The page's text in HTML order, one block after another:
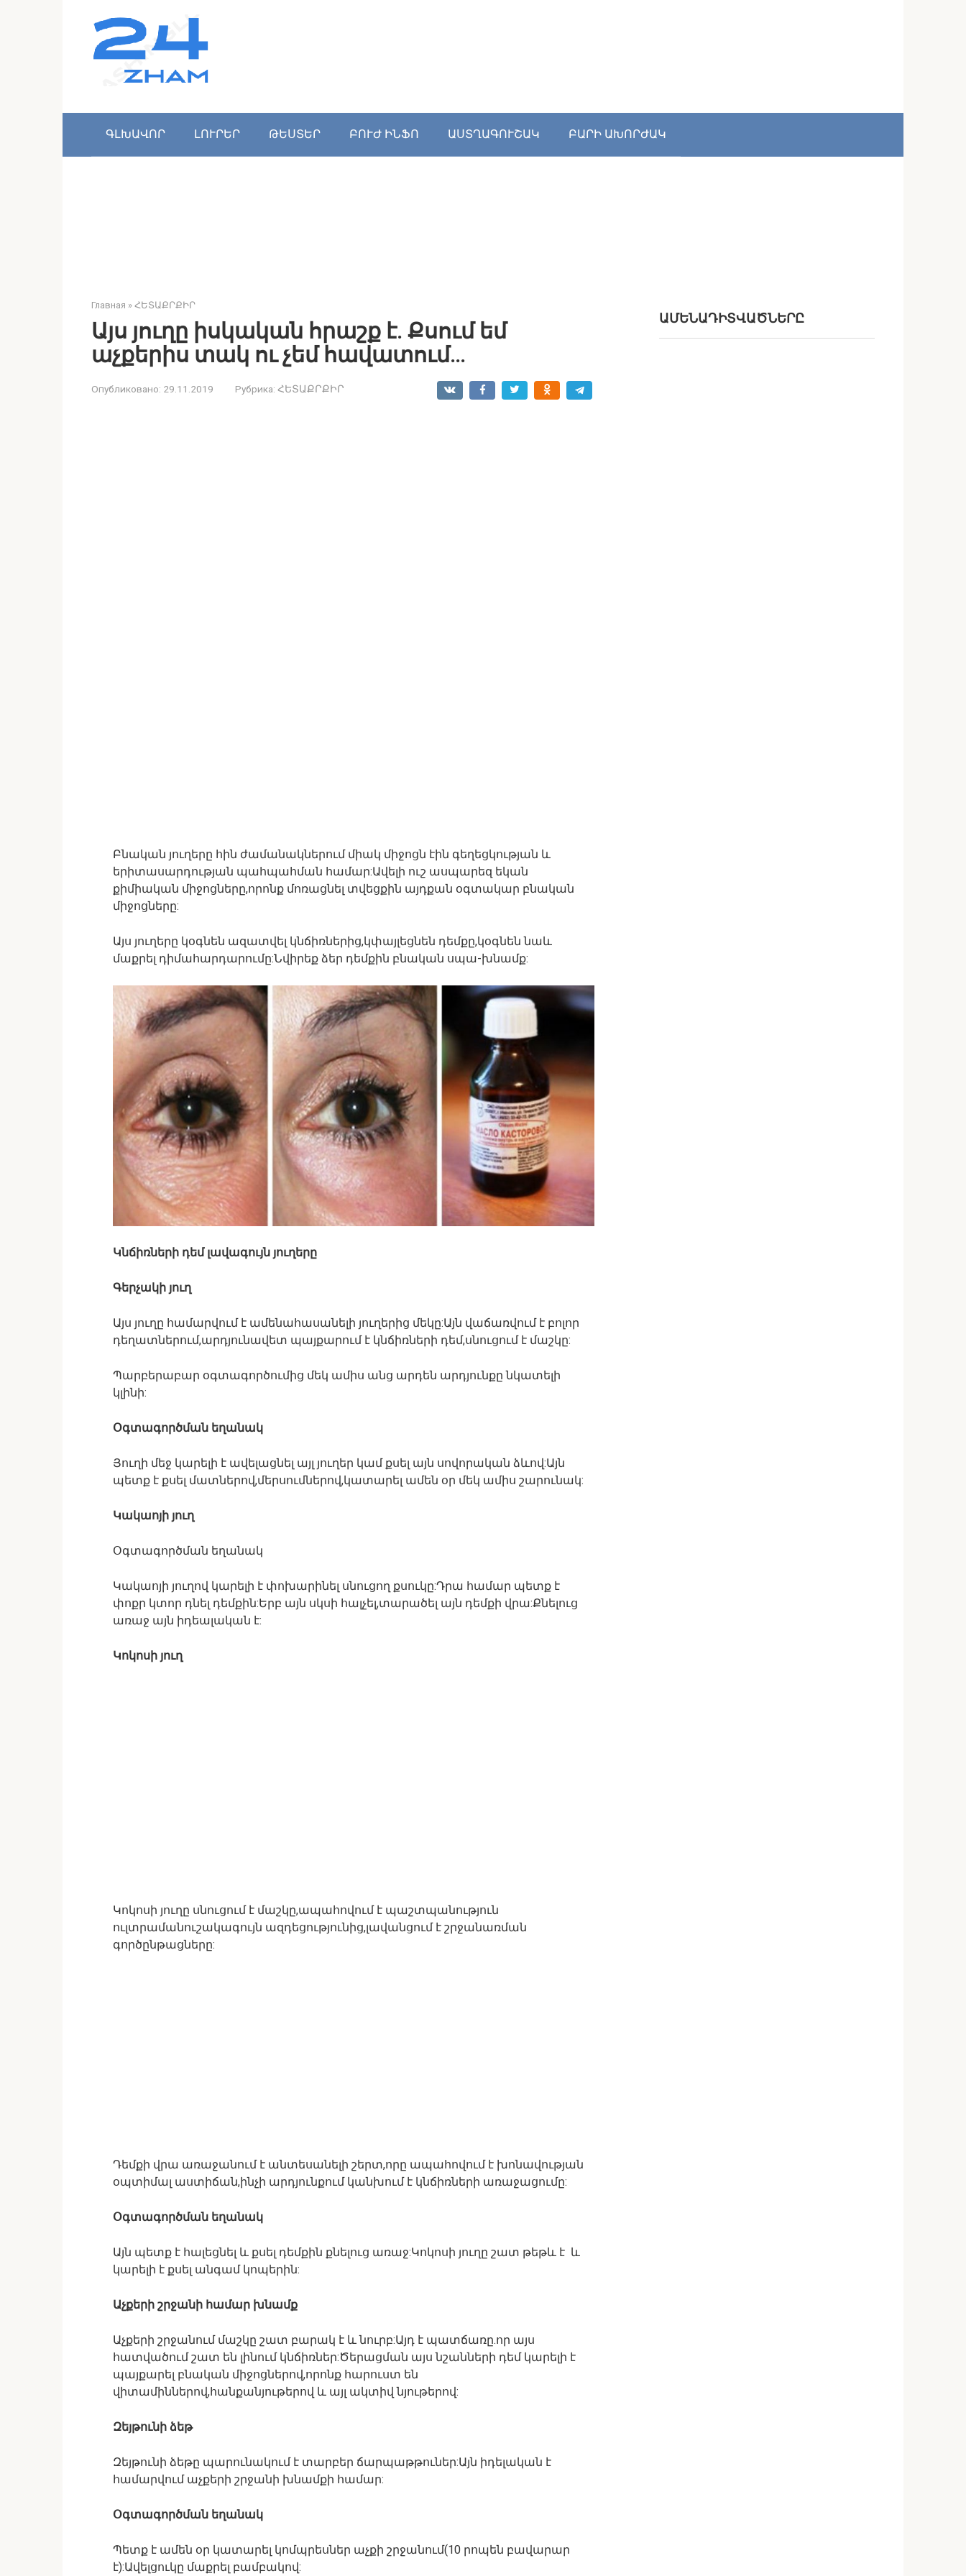
ԳԼԽԱՎՈՐ ԼՈՒՐԵՐ ԹԵՍՏԵՐ ԲՈՒԺ ԻՆՖՈ ԱՍՏՂԱԳՈՒՇԱԿ ԲԱՐԻ ԱԽՈՐԺԱԿ
Главная » ՀԵՏԱՔՐՔԻՐ
Այս յուղը իսկական հրաշք է. Քսում եմ
աչքերիս տակ ու չեմ հավատում…
Опубликовано: 29.11.2019 Рубрика: ՀԵՏԱՔՐՔԻՐ
Բնական յուղերը հին ժամանակներում միակ միջոցն էին գեղեցկության և
երիտասարդության պահպահման համար:Ավելի ուշ ասպարեզ եկան
քիմիական միջոցները,որոնք մոռացնել տվեցքին այդքան օգտակար բնական
միջոցները:
Այս յուղերը կօգնեն ազատվել կնճիռներից,կփայլեցնեն դեմքը,կօգնեն նաև
մաքրել դիմահարդարումը:Նվիրեք ձեր դեմքին բնական սպա-խնամք:
Կնճիռների դեմ լավագույն յուղերը
Գերչակի յուղ
Այս յուղը համարվում է ամենահասանելի յուղերից մեկը:Այն վաճառվում է բոլոր
դեղատներում,արդյունավետ պայքարում է կնճիռների դեմ,սնուցում է մաշկը:
Պարբերաբար օգտագործումից մեկ ամիս անց արդեն արդյունքը նկատելի
կլինի:
Օգտագործման եղանակ
Յուղի մեջ կարելի է ավելացնել այլ յուղեր կամ քսել այն սովորական ձևով:Այն
պետք է քսել մատներով,մերսումներով,կատարել ամեն օր մեկ ամիս շարունակ:
Կակաոյի յուղ
Օգտագործման եղանակ
Կակաոյի յուղով կարելի է փոխարինել սնուցող քսուկը:Դրա համար պետք է
փոքր կտոր դնել դեմքին:Երբ այն սկսի հալչել,տարածել այն դեմքի վրա:Քնելուց
առաջ այն իդեալական է:
Կոկոսի յուղ
Կոկոսի յուղը սնուցում է մաշկը,ապահովում է պաշտպանություն
ուլտրամանուշակագույն ազդեցությունից,լավանցում է շրջանառման
գործընթացները:
Դեմքի վրա առաջանում է անտեսանելի շերտ,որը ապահովում է խոնավության
օպտիմալ աստիճան,ինչի արդյունքում կանխում է կնճիռների առաջացումը:
Օգտագործման եղանակ
Այն պետք է հալեցնել և քսել դեմքին քնելուց առաջ:Կոկոսի յուղը շատ թեթև է և
կարելի է քսել անգամ կոպերին:
Աչքերի շրջանի համար խնամք
Աչքերի շրջանում մաշկը շատ բարակ է և նուրբ:Այդ է պատճառը.որ այս
հատվածում շատ են լինում կնճիռներ:Ծերացման այս նշանների դեմ կարելի է
պայքարել բնական միջոցներով,որոնք հարուստ են
վիտամիններով,հանքանյութերով և այլ ակտիվ նյութերով:
Զեյթունի ձեթ
Զեյթունի ձեթը պարունակում է տարբեր ճարպաթթուներ:Այն իդելական է
համարվում աչքերի շրջանի խնամքի համար:
Օգտագործման եղանակ
Պետք է ամեն օր կատարել կոմպրեսներ աչքի շրջանում(10 րոպեն բավարար
է):Ավելցուկը մաքրել բամբակով:
ԱՄԵՆԱԴԻՏՎԱԾՆԵՐԸ